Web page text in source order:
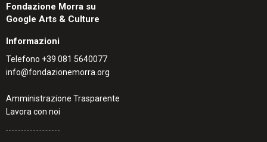
Fondazione Morra su
Google Arts & Culture
Informazioni
Telefono +39 081 5640077
info@fondazionemorra.org
Amministrazione Trasparente
Lavora con noi